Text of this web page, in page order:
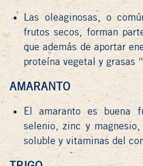
Las oleaginosas, o
frutos secos, forman
que además de aportar
proteína vegetal y grasas
AMARANTO
El amaranto es buena
selenio, zinc y
soluble y vitaminas del